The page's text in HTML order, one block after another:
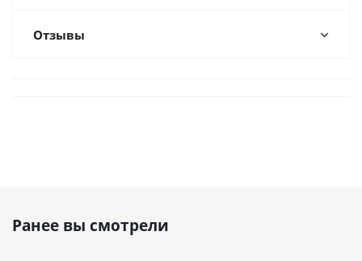
Отзывы
Ранее вы смотрели